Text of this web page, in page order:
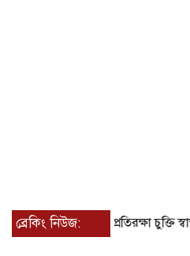
ব্রেকিং নিউজ:যৌথ প্রতিরক্ষা চুক্তি